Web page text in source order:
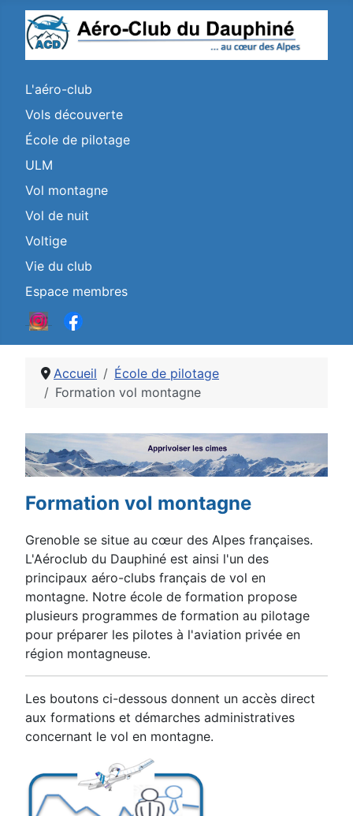
L'aéro-club
Vols découverte
École de pilotage
ULM
Vol montagne
Vol de nuit
Voltige
Vie du club
Espace membres
Accueil
École de pilotage
Formation vol montagne
Détails
Formation vol montagne
Grenoble se situe au cœur des Alpes françaises.
L'Aéroclub du Dauphiné est ainsi l'un des
principaux aéro-clubs français de vol en
montagne. Notre école de formation propose
plusieurs programmes de formation au pilotage
pour préparer les pilotes à l'aviation privée en
région montagneuse.
Les boutons ci-dessous donnent un accès direct
aux formations et démarches administratives
concernant le vol en montagne.